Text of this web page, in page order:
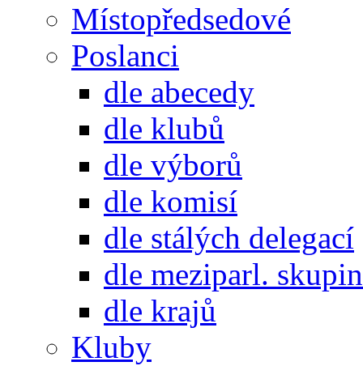
Místopředsedové
Poslanci
dle abecedy
dle klubů
dle výborů
dle komisí
dle stálých delegací
dle meziparl. skupin
dle krajů
Kluby